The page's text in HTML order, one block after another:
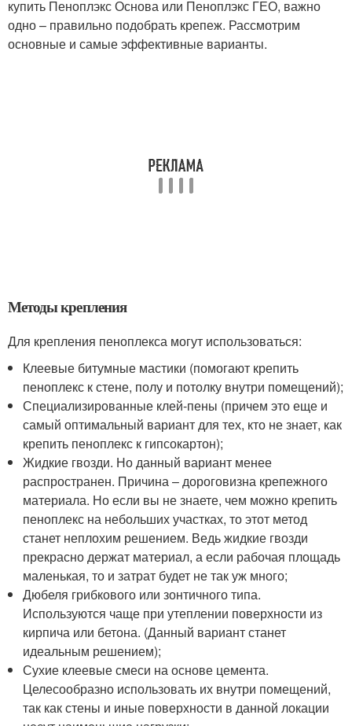
купить Пеноплэкс Основа или Пеноплэкс ГЕО, важно
одно – правильно подобрать крепеж. Рассмотрим
основные и самые эффективные варианты.
Методы крепления
Для крепления пеноплекса могут использоваться:
Клеевые битумные мастики (помогают крепить
пеноплекс к стене, полу и потолку внутри помещений);
Специализированные клей-пены (причем это еще и
самый оптимальный вариант для тех, кто не знает, как
крепить пеноплекс к гипсокартон);
Жидкие гвозди. Но данный вариант менее
распространен. Причина – дороговизна крепежного
материала. Но если вы не знаете, чем можно крепить
пеноплекс на небольших участках, то этот метод
станет неплохим решением. Ведь жидкие гвозди
прекрасно держат материал, а если рабочая площадь
маленькая, то и затрат будет не так уж много;
Дюбеля грибкового или зонтичного типа.
Используются чаще при утеплении поверхности из
кирпича или бетона. (Данный вариант станет
идеальным решением);
Сухие клеевые смеси на основе цемента.
Целесообразно использовать их внутри помещений,
так как стены и иные поверхности в данной локации